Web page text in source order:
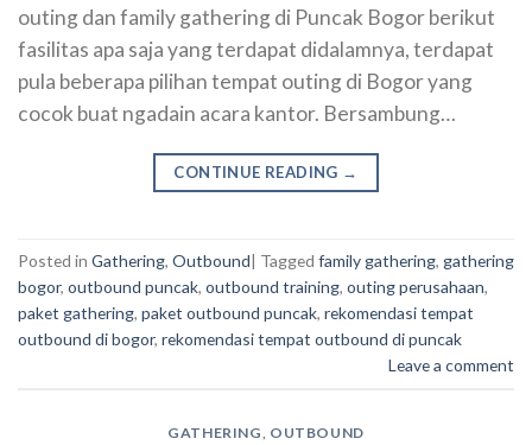
outing dan family gathering di Puncak Bogor berikut
fasilitas apa saja yang terdapat didalamnya, terdapat
pula beberapa pilihan tempat outing di Bogor yang
cocok buat ngadain acara kantor. Bersambung…
CONTINUE READING →
Posted in Gathering, Outbound| Tagged family gathering, gathering
bogor, outbound puncak, outbound training, outing perusahaan,
paket gathering, paket outbound puncak, rekomendasi tempat
outbound di bogor, rekomendasi tempat outbound di puncak
Leave a comment
GATHERING, OUTBOUND